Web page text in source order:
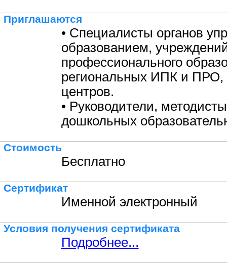
Приглашаются
• Специалисты органов
образованием,
профессионального
региональных ИПК и ПРО,
центров.
• Руководители,
дошкольных
Стоимость
Бесплатно
Сертификат
Именной электронный
Условия получения сертификата
Подробнее...